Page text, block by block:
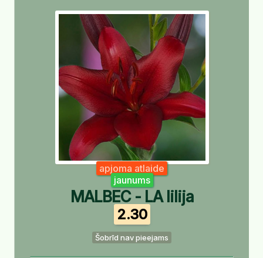
apjoma atlaide
jaunums
MALBEC - LA lilija
2.30
Šobrīd nav pieejams